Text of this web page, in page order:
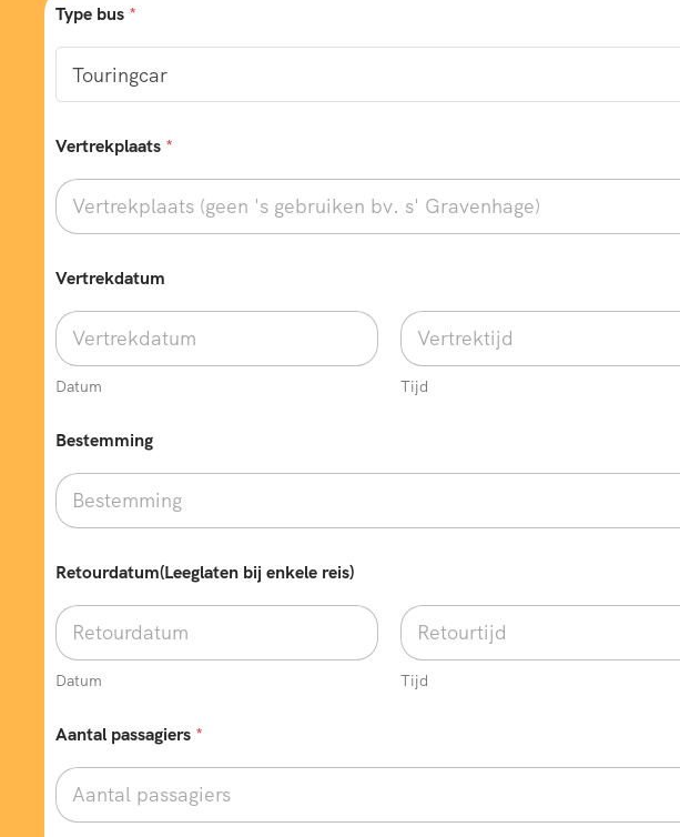
Type bus *
Vertrekplaats *
Vertrekdatum
Datum Tijd
a
m
V
e
t
e
p
l
t
V
e
r
Bestemming
Retourdatum(Leeglaten bij enkele reis)
Datum Tijd
Aantal passagiers *